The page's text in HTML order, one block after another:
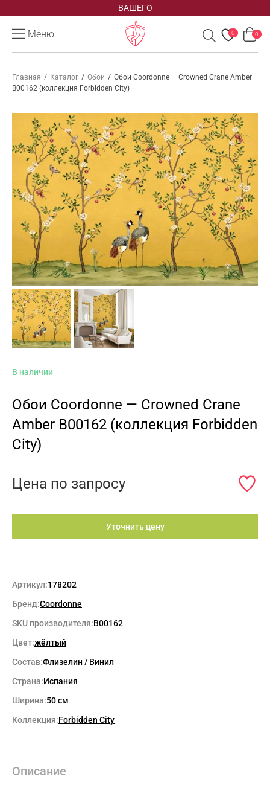
ВАШЕГО
Меню 0 0
Главная / Каталог / Обои / Обои Coordonne — Crowned Crane Amber
B00162 (коллекция Forbidden City)
В наличии
Обои Coordonne — Crowned Crane
Amber B00162 (коллекция Forbidden
City)
Цена по запросу
Уточнить цену
Артикул:178202
Бренд:Coordonne
SKU производителя:B00162
Цвет:жёлтый
Состав:Флизелин / Винил
Страна:Испания
Ширина:50 см
Коллекция:Forbidden City
Описание